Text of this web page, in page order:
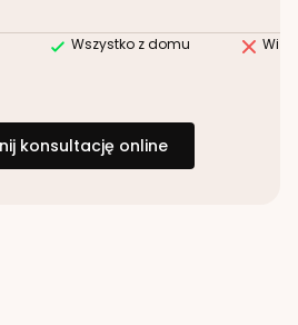
Wszystko z domu
konsultację online